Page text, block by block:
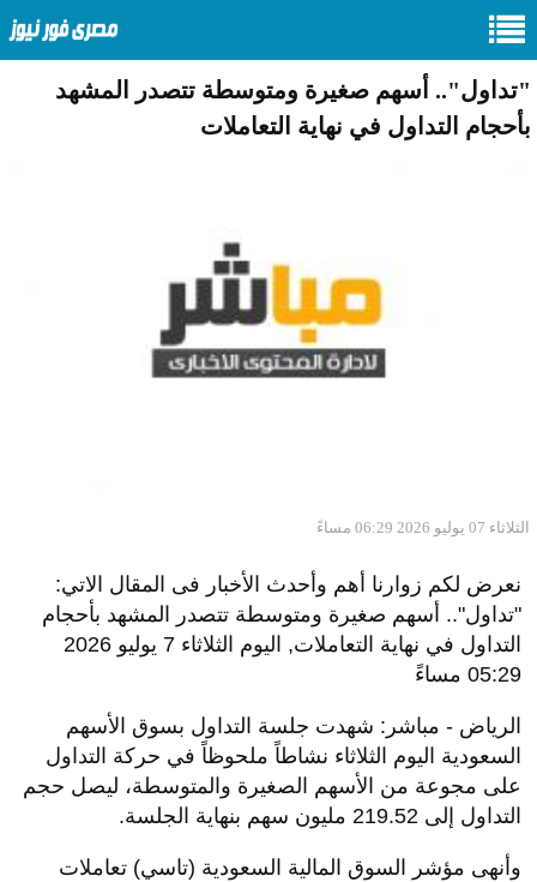
"تداول".. أسهم صغيرة ومتوسطة تتصدر المشهد
بأحجام التداول في نهاية التعاملات
الثلاثاء 07 يوليو 2026 06:29 مساءً
نعرض لكم زوارنا أهم وأحدث الأخبار فى المقال الاتي:
"تداول".. أسهم صغيرة ومتوسطة تتصدر المشهد بأحجام
التداول في نهاية التعاملات, اليوم الثلاثاء 7 يوليو 2026
05:29 مساءً
الرياض - مباشر: شهدت جلسة التداول بسوق الأسهم
السعودية اليوم الثلاثاء نشاطاً ملحوظاً في حركة التداول
على مجوعة من الأسهم الصغيرة والمتوسطة، ليصل حجم
التداول إلى 219.52 مليون سهم بنهاية الجلسة.
وأنهى مؤشر السوق المالية السعودية (تاسي) تعاملات